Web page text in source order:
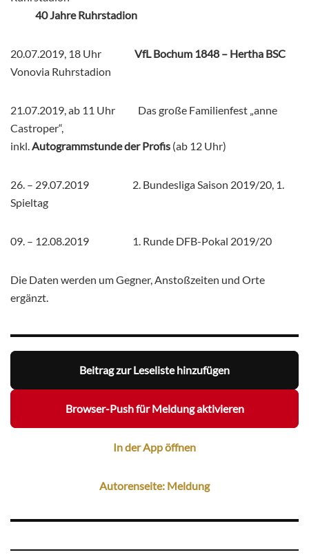
40 Jahre Ruhrstadion
20.07.2019, 18 Uhr VfL Bochum 1848 – Hertha BSC
Vonovia Ruhrstadion
21.07.2019, ab 11 Uhr Das große Familienfest „anne
Castroper“,
inkl. Autogrammstunde der Profis (ab 12 Uhr)
26. – 29.07.2019 2. Bundesliga Saison 2019/20, 1.
Spieltag
09. – 12.08.2019 1. Runde DFB-Pokal 2019/20
Die Daten werden um Gegner, Anstoßzeiten und Orte
ergänzt.
Beitrag zur Leseliste hinzufügen
Browser-Push für Meldung aktivieren
In der App öffnen
Autorenseite: Meldung